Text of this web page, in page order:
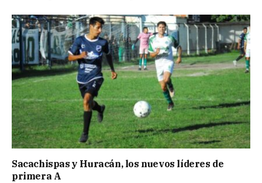
Sacachispas y Huracán, los nuevos líderes de
primera A